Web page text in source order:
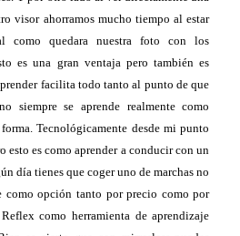
visor ahorramos mucho tiempo al estar
como quedara nuestra foto con los
es una gran ventaja pero también es
facilita todo tanto al punto de que
siempre se aprende realmente como
Tecnológicamente desde mi punto
esto es como aprender a conducir con un
día tienes que coger uno de marchas no
como opción tanto por precio como por
como herramienta de aprendizaje